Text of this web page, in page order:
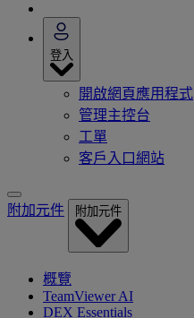
登入
開啟網頁應用程式
管理主控台
工單
客戶入口網站
附加元件 附加元件
概覽
TeamViewer AI
DEX Essentials